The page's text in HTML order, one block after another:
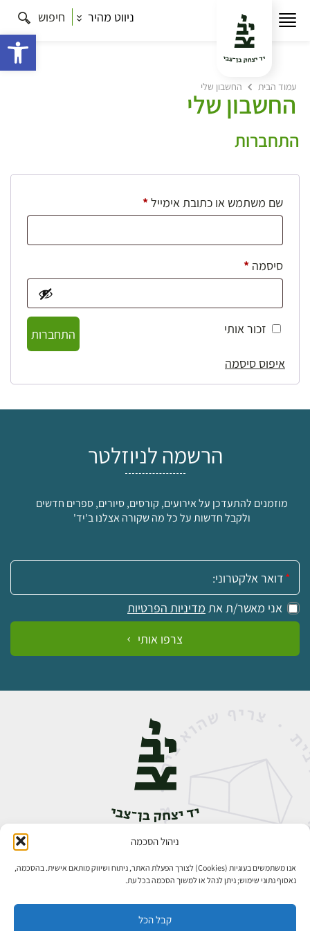
ניהול הסכמה
אנו משתמשים בעוגיות (Cookies) לצורך הפעלת האתר, ניתוח ושיווק מותאם אישית. בהסכמה,
נאסוף נתוני שימוש; ניתן לנהל או למשוך הסכמה בכל עת.
קבל הכל
ניווט מהיר חיפוש
עמוד הבית החשבון שלי
החשבון שלי
התחברות
שם משתמש או כתובת אימייל*חובה
סיסמה *חובה
זכור אותי
התחברות
איפוס סיסמה
הרשמה לניוזלטר
מוזמנים להתעדכן על אירועים, קורסים, סיורים, ספרים חדשים
ולקבל חדשות על כל מה שקורה אצלנו ב'יד'
אימייל:
אני מאשר/ת את מדיניות הפרטיות
צרפו אותי
אבן גבירול 14, רחביה, ירושלים